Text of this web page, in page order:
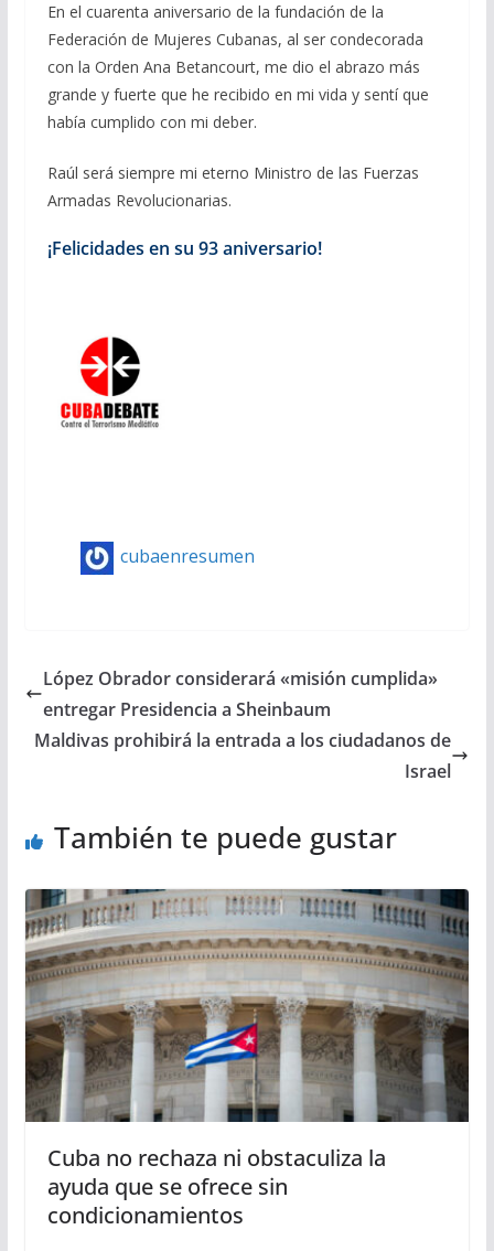
En el cuarenta aniversario de la fundación de la
Federación de Mujeres Cubanas, al ser condecorada
con la Orden Ana Betancourt, me dio el abrazo más
grande y fuerte que he recibido en mi vida y sentí que
había cumplido con mi deber.
Raúl será siempre mi eterno Ministro de las Fuerzas
Armadas Revolucionarias.
¡Felicidades en su 93 aniversario!
cubaenresumen
López Obrador considerará «misión cumplida»
entregar Presidencia a Sheinbaum
Maldivas prohibirá la entrada a los ciudadanos de
Israel
También te puede gustar
Cuba no rechaza ni obstaculiza la
ayuda que se ofrece sin
condicionamientos